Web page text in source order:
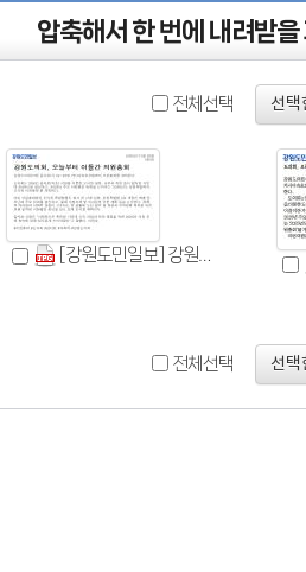
압축해서 한 번에 내려받
전체선택 선택
[강원도민일보] 강원도의회, 오늘부터 이틀간 의원총회_정치 _20250122.jpg
전체선택 선택